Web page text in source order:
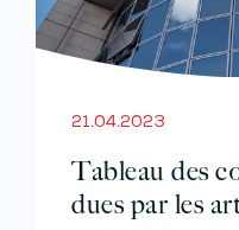
21.04.2023
Tableau des
dues par les